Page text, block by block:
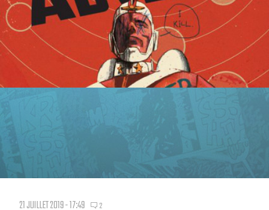
21 JUILLET 2019 - 17:49 2